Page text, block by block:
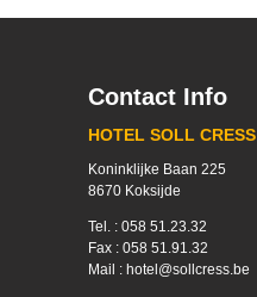
Contact Info
HOTEL SOLL CRESS
Koninklijke Baan 225
8670 Koksijde
Tel. : 058 51.23.32
Fax : 058 51.91.32
Mail : hotel@sollcress.be